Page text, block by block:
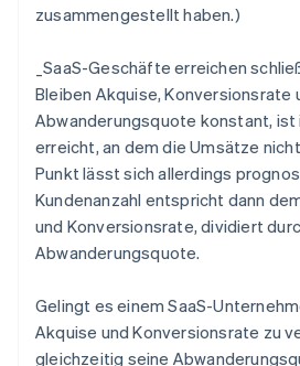
zusammengestellt haben.)
_SaaS-Geschäfte erreichen
Bleiben Akquise, Konversionsrate
Abwanderungsquote konstant, ist
erreicht, an dem die Umsätze
Punkt lässt sich allerdings
Kundenanzahl entspricht dann
und Konversionsrate, dividiert
Abwanderungsquote.
Gelingt es einem SaaS-
Akquise und Konversionsrate zu
gleichzeitig seine